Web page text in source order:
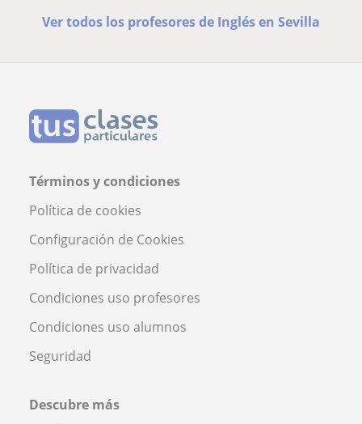
Ver todos los profesores de Inglés en Sevilla
Términos y condiciones
Política de cookies
Configuración de Cookies
Política de privacidad
Condiciones uso profesores
Condiciones uso alumnos
Seguridad
Descubre más